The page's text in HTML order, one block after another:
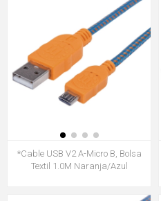
*Cable USB V2 A-Micro B, Bolsa
Textil 1.0M Naranja/Azul